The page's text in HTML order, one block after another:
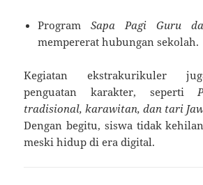
ProgramSapa Pagi Guru
mempererat hubungan sekolah.
Kegiatan ekstrakurikuler
penguatan karakter, seperti
tradisional, karawitan, dan tari
Dengan begitu, siswa tidak
meski hidup di era digital.